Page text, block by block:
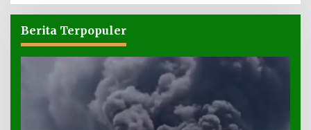
Berita Terpopuler